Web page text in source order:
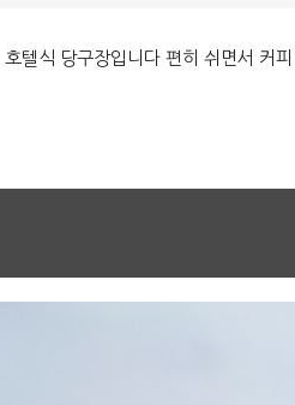
호텔식 당구장입니다 편히 쉬면서 커